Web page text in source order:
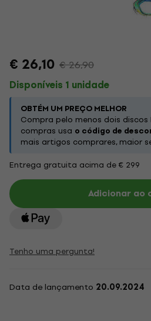
€ 26,10 € 26,90
Disponíveis 1 unidade
OBTÉM UM PREÇO MELHOR
Compra pelo menos dois discos
compras usa o código de
mais artigos comprares, maior
Entrega gratuita acima de € 299
Adicionar ao
Tenho uma pergunta!
Data de lançamento 20.09.2024